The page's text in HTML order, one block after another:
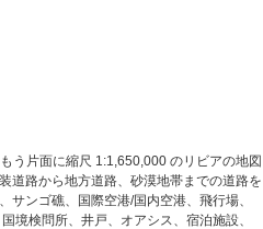
う片面に縮尺 1:1,650,000 のリビアの地図
道路から地方道路、砂漠地帯までの道路を
サンゴ礁、国際空港/国内空港、飛行場、
境検問所、井戸、オアシス、宿泊施設、